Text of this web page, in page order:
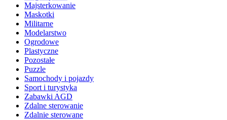
Majsterkowanie
Maskotki
Militarne
Modelarstwo
Ogrodowe
Plastyczne
Pozostałe
Puzzle
Samochody i pojazdy
Sport i turystyka
Zabawki AGD
Zdalne sterowanie
Zdalnie sterowane